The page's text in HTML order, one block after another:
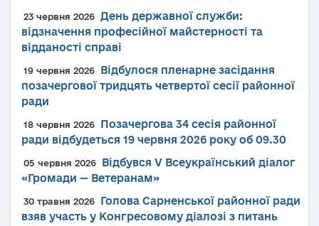
23 червня 2026 День державної служби:
відзначення професійної майстерності та
відданості справі
19 червня 2026
Відбулося пленарне засідання
позачергової тридцять четвертої сесії районної
ради
18 червня 2026
Позачергова 34 сесія районної
ради відбудеться 19 червня 2026 року об 09.30
05 червня 2026
Відбувся V Всеукраїнський діалог
«Громади — Ветеранам»
30 травня 2026
Голова Сарненської районної ради
взяв участь у Конгресовому діалозі з питань